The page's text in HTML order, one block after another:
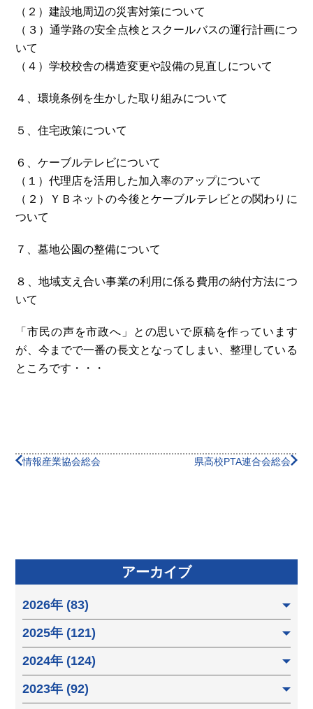
（２）建設地周辺の災害対策について
（３）通学路の安全点検とスクールバスの運行計画につ
いて
（４）学校校舎の構造変更や設備の見直しについて
４、環境条例を生かした取り組みについて
５、住宅政策について
６、ケーブルテレビについて
（１）代理店を活用した加入率のアップについて
（２）ＹＢネットの今後とケーブルテレビとの関わりに
ついて
７、墓地公園の整備について
８、地域支え合い事業の利用に係る費用の納付方法につ
いて
「市民の声を市政へ」との思いで原稿を作っています
が、今までで一番の長文となってしまい、整理している
ところです・・・
情報産業協会総会 県高校PTA連合会総会
アーカイブ
2026年 (83)
2025年 (121)
2024年 (124)
2023年 (92)